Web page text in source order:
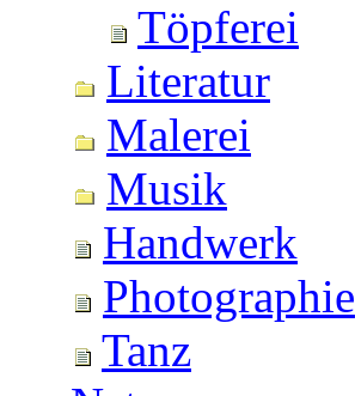
Töpferei
Literatur
Malerei
Musik
Handwerk
Photographie
Tanz